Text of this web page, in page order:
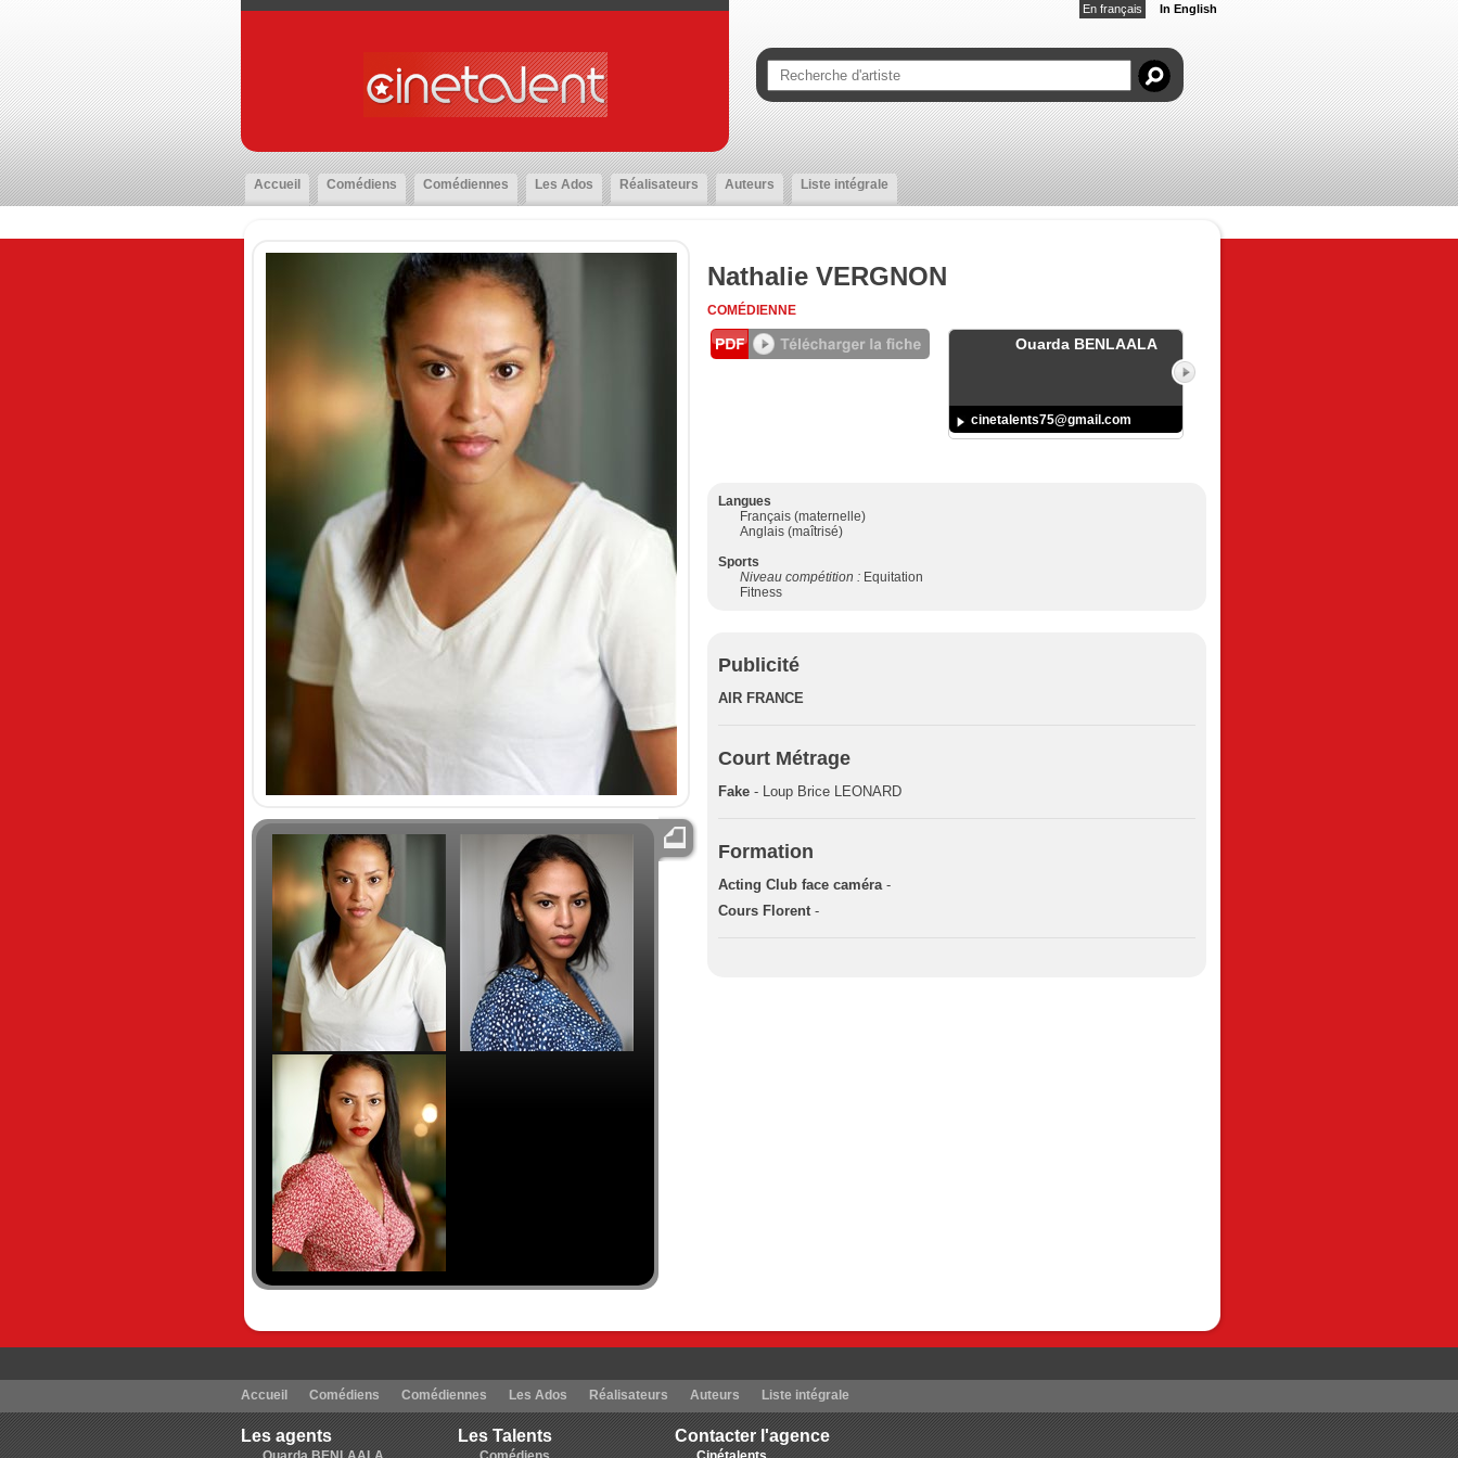
En français In English
Accueil Comédiens Comédiennes Les Ados Réalisateurs Auteurs Liste intégrale
Nathalie VERGNON
COMÉDIENNE
Ouarda BENLAALA
cinetalents75@gmail.com
Langues
Français (maternelle)
Anglais (maîtrisé)
Sports
Niveau compétition : Equitation
Fitness
Publicité
AIR FRANCE
Court Métrage
Fake - Loup Brice LEONARD
Formation
Acting Club face caméra-
Cours Florent-
Accueil Comédiens Comédiennes Les Ados Réalisateurs Auteurs Liste intégrale
Les agents Les Talents Contacter l'agence